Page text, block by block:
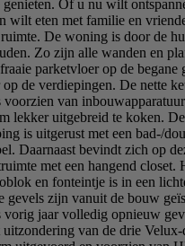
genieten. Of u nu wilt
wilt eten met familie en
De woning is door de
Zo zijn alle wanden en
parketvloer op de begane
de verdiepingen. De nette
voorzien van
lekker uitgebreid te koken.
is uitgerust met een bad-/
Daarnaast bevindt zich op
met een hangend closet.
en fonteintje is in een
gevels zijn vanuit de bouw
vorig jaar volledig opnieuw
van de drie